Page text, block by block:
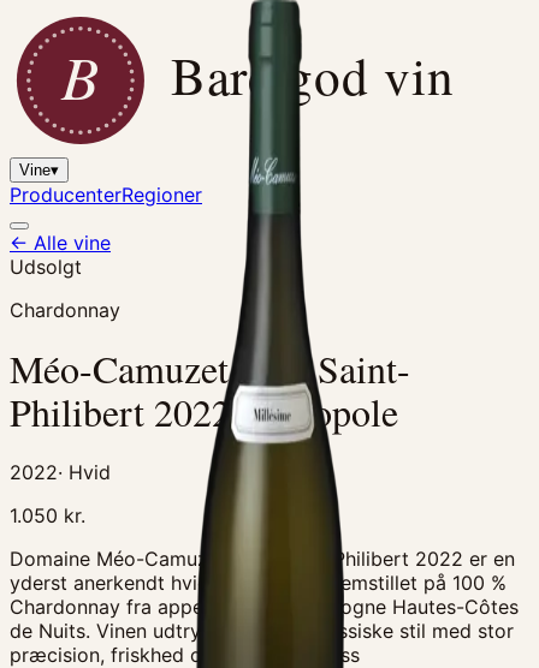
B Bare god vin
Vine▾
ProducenterRegioner
← Alle vine
Udsolgt
Chardonnay
Méo-Camuzet Clos Saint-
Philibert 2022 Monopole
2022· Hvid
1.050 kr.
Domaine Méo-Camuzet Clos Saint-Philibert 2022 er en
yderst anerkendt hvid Bourgogne, fremstillet på 100 %
Chardonnay fra appellationen Bourgogne Hautes-Côtes
de Nuits. Vinen udtrykker husets klassiske stil med stor
præcision, friskhed og balance. I glass